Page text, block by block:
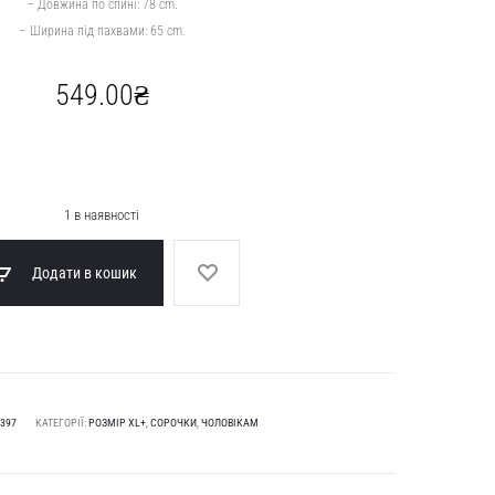
– Довжина по спині: 78 cm.
– Ширина під пахвами: 65 cm.
549.00₴
1 в наявності
Додати в кошик
КАТЕГОРІЇ:РОЗМІР XL+, СОРОЧКИ, ЧОЛОВІКАМ